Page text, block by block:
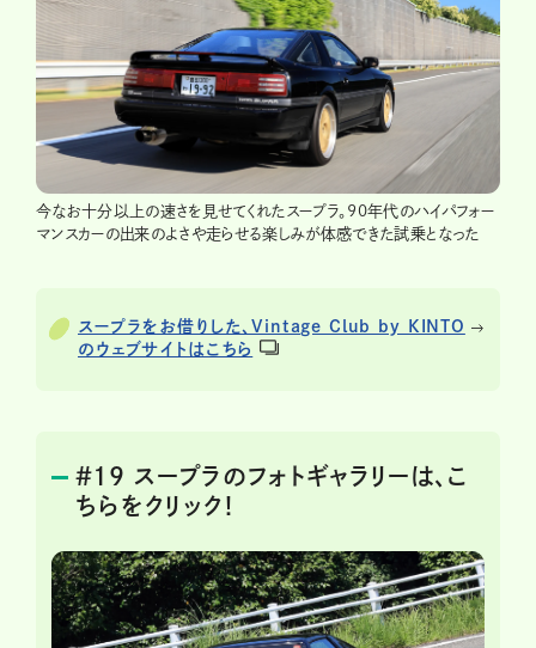
今なお十分以上の速さを見せてくれたスープラ。90年代のハイパフォー
マンスカーの出来のよさや走らせる楽しみが体感できた試乗となった
スープラをお借りした、Vintage Club by KINTO
のウェブサイトはこちら
＃19 スープラのフォトギャラリーは、こ
ちらをクリック！